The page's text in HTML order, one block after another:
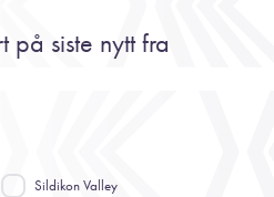
siste nytt fra
Sildikon Valley